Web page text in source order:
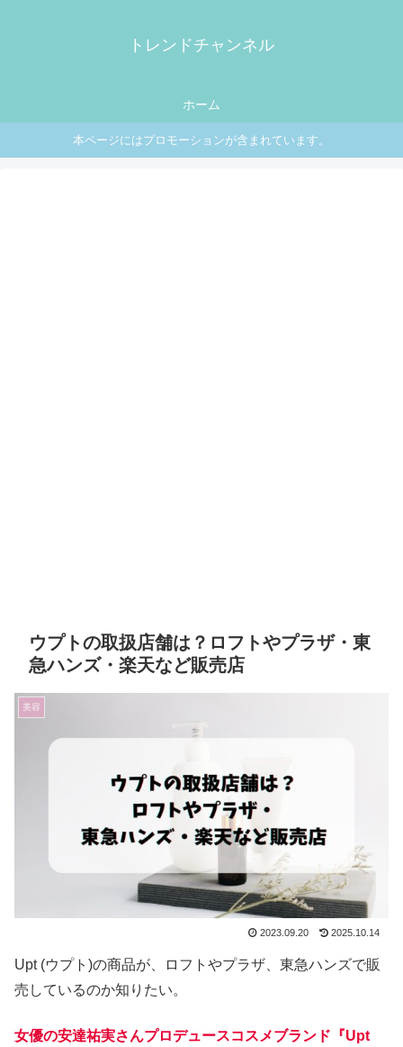
トレンドチャンネル
ホーム
本ページにはプロモーションが含まれています。
ウプトの取扱店舗は？ロフトやプラザ・東
急ハンズ・楽天など販売店
美容
2023.09.20 2025.10.14
Upt (ウプト)の商品が、ロフトやプラザ、東急ハンズで販
売しているのか知りたい。
女優の安達祐実さんプロデュースコスメブランド『Upt